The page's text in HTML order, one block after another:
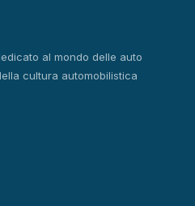
al mondo delle auto
cultura automobilistica